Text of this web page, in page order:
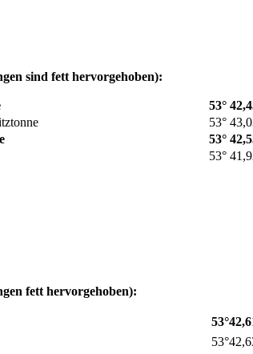
sind fett hervorgehoben):
53°
53°
53°
53°
fett hervorgehoben):